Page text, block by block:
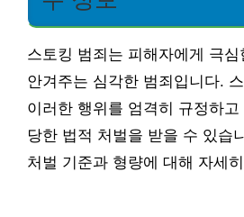
스토킹 범죄는 피해자에게 극
안겨주는 심각한 범죄입니다.
이러한 행위를 엄격히 규정하
당한 법적 처벌을 받을 수 있습
처벌 기준과 형량에 대해 자세